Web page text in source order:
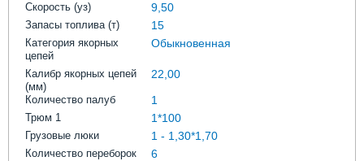
Скорость (уз) 9,50
Запасы топлива (т) 15
Категория якорных
цепей
Обыкновенная
Калибр якорных цепей
(мм)
22,00
Количество палуб 1
Трюм 1 1*100
Грузовые люки 1 - 1,30*1,70
Количество переборок 6